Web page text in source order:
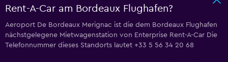
Rent-A-Car am Bordeaux Flughafen?
Aeroport De Bordeaux Merignac ist die dem Bordeaux Flughafen
nächstgelegene Mietwagenstation von Enterprise Rent-A-Car Die
Telefonnummer dieses Standorts lautet +33 5 56 34 20 68